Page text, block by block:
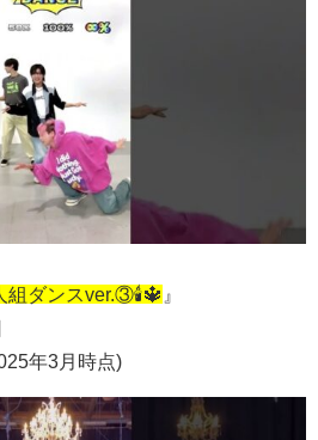
組ダンスver.③🕯🔱 』
年3月時点)